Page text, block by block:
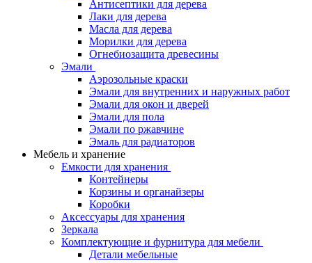
Антисептики для дерева
Лаки для дерева
Масла для дерева
Морилки для дерева
Огнебиозащита древесины
Эмали
Аэрозольные краски
Эмали для внутренних и наружных работ
Эмали для окон и дверей
Эмали для пола
Эмали по ржавчине
Эмаль для радиаторов
Мебель и хранение
Емкости для хранения
Контейнеры
Корзины и органайзеры
Коробки
Аксессуары для хранения
Зеркала
Комплектующие и фурнитура для мебели
Детали мебельные